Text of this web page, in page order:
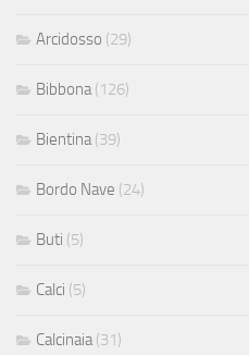
Arcidosso (29)
Bibbona (126)
Bientina (39)
Bordo Nave (24)
Buti (5)
Calci (5)
Calcinaia (31)